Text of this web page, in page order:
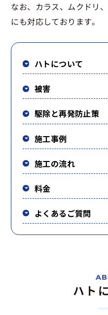
なお、カラス、ムクドリ
にも対応しております。
ハトについて
被害
駆除と再発防止策
施工事例
施工の流れ
料金
よくあるご質問
ハト